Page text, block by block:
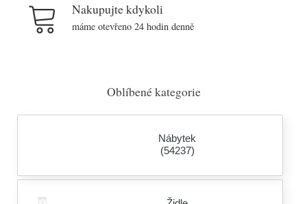
Nakupujte kdykoli
máme otevřeno 24 hodin denně
Oblíbené kategorie
Nábytek
(54237)